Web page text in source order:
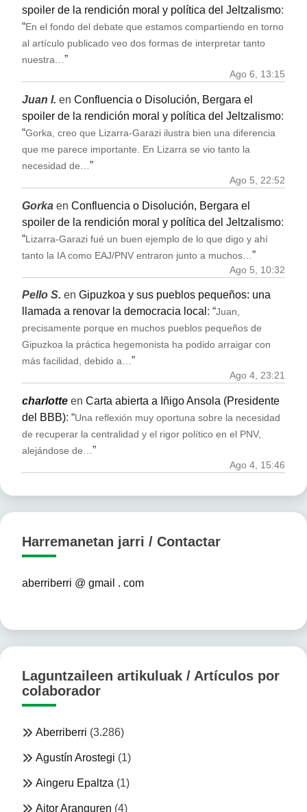
spoiler de la rendición moral y política del Jeltzalismo:
“En el fondo del debate que estamos compartiendo en torno
al artículo publicado veo dos formas de interpretar tanto
nuestra… ”
Ago 6, 13:15
Juan I. en Confluencia o Disolución, Bergara el
spoiler de la rendición moral y política del Jeltzalismo:
“Gorka, creo que Lizarra-Garazi ilustra bien una diferencia
que me parece importante. En Lizarra se vio tanto la
necesidad de… ”
Ago 5, 22:52
Gorka en Confluencia o Disolución, Bergara el
spoiler de la rendición moral y política del Jeltzalismo:
“Lizarra-Garazi fué un buen ejemplo de lo que digo y ahí
tanto la IA como EAJ/PNV entraron junto a muchos… ”
Ago 5, 10:32
Pello S. en Gipuzkoa y sus pueblos pequeños: una
llamada a renovar la democracia local : “Juan,
precisamente porque en muchos pueblos pequeños de
Gipuzkoa la práctica hegemonista ha podido arraigar con
más facilidad, debido a…”
Ago 4, 23:21
charlotte en Carta abierta a Iñigo Ansola (Presidente
del BBB): “Una reflexión muy oportuna sobre la necesidad
de recuperar la centralidad y el rigor político en el PNV,
alejándose de…”
Ago 4, 15:46
Harremanetan jarri / Contactar
aberriberri @ gmail . com
Laguntzaileen artikuluak / Artículos por
colaborador
Aberriberri (3.286)
Agustín Arostegi (1)
Aingeru Epaltza (1)
Aitor Aranguren (4)